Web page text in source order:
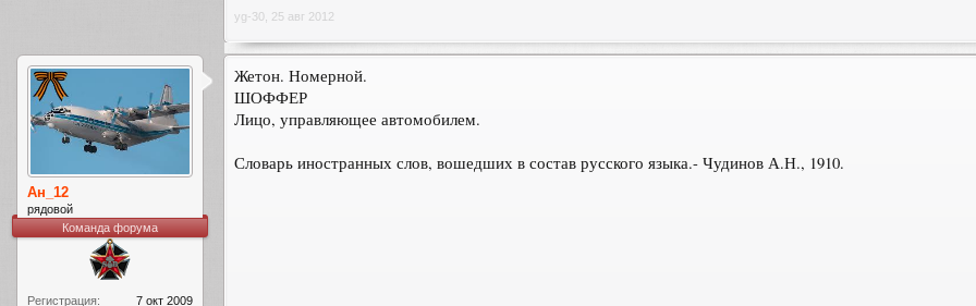
yg-30 25 авг 2012
Ан_12
рядовой
Команда форума
Регистрация:
7 окт 2009
Жетон. Номерной.
ШОФФЕР
Лицо, управляющее автомобилем.
Словарь иностранных слов, вошедших в состав русского языка.- Чудинов А.Н., 1910.